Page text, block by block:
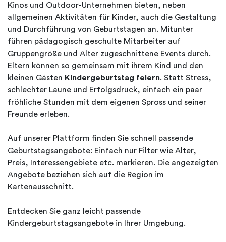
Kinos und Outdoor-Unternehmen bieten, neben
allgemeinen Aktivitäten für Kinder, auch die Gestaltung
und Durchführung von Geburtstagen an. Mitunter
führen pädagogisch geschulte Mitarbeiter auf
Gruppengröße und Alter zugeschnittene Events durch.
Eltern können so gemeinsam mit ihrem Kind und den
kleinen Gästen Kindergeburtstag feiern. Statt Stress,
schlechter Laune und Erfolgsdruck, einfach ein paar
fröhliche Stunden mit dem eigenen Spross und seiner
Freunde erleben.
Auf unserer Plattform finden Sie schnell passende
Geburtstagsangebote: Einfach nur Filter wie Alter,
Preis, Interessengebiete etc. markieren. Die angezeigten
Angebote beziehen sich auf die Region im
Kartenausschnitt.
Entdecken Sie ganz leicht passende
Kindergeburtstagsangebote in Ihrer Umgebung.